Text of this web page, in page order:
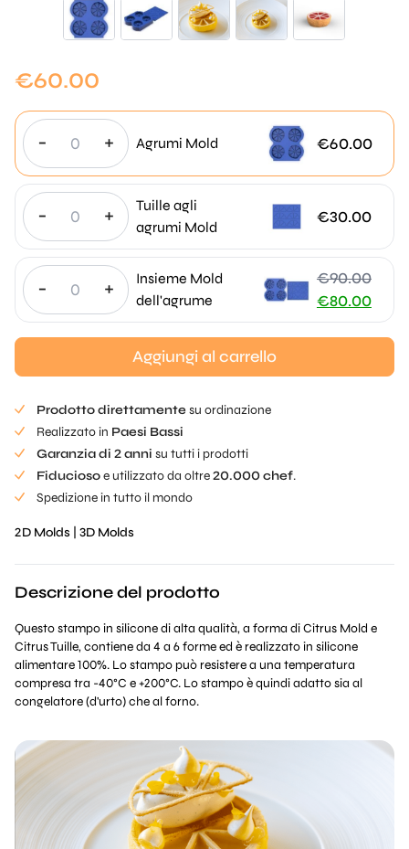
€60.00
- + Agrumi Mold €60.00
- +
Tuille agli
agrumi Mold
€30.00
- +
Insieme Mold
dell'agrume
€90.00
Il
prezzo
€80.00
Il
Aggiungi al carrello
Prodotto direttamentesu ordinazione
Realizzato in Paesi Bassi
Garanzia di 2 anni su tutti i prodotti
Fiduciosoe utilizzato da oltre20.000 chef.
Spedizione in tutto il mondo
2D Molds 3D Molds
Descrizione del prodotto
Questo stampo in silicone di alta qualità, a forma di Citrus Mold e
Citrus Tuille, contiene da 4 a 6 forme ed è realizzato in silicone
alimentare 100%. Lo stampo può resistere a una temperatura
compresa tra -40°C e +200°C. Lo stampo è quindi adatto sia al
congelatore (d'urto) che al forno.